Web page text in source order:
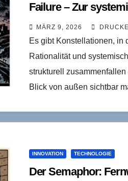
Failure – Zur
globalen
MÄRZ 9, 2026
Es gibt Konstellationen, in
Rationalität und
strukturell
Blick von außen sichtbar
INNOVATION TECHNOLOGIE
Der Semaphor: